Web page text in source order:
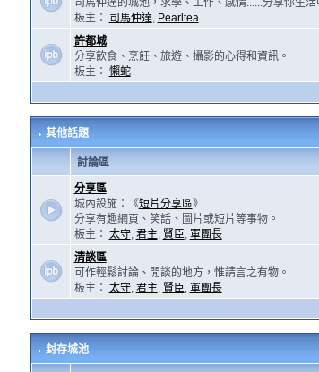
司馬仲達的城池，求學、工作、感情......分享你生
板主：
司馬仲達, Pearltea
許都城
分享飲食、烹飪、旅遊、攝影的心得和資訊。
板主： 懶蛇
其他話題
討論區
分享區
城內設施：《短片分享區》
分享有趣網頁、笑話、圖片或短片等事物。
板主： 太守, 君主, 賢臣, 軍團長
清談區
可作輕鬆討論、閒談的地方，惟請言之有物。
板主： 太守, 君主, 賢臣, 軍團長
封存城池